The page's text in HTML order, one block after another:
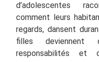
d’adolescentes
comment leurs
regards, dansent
filles
responsabilités